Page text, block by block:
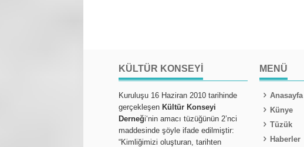
KÜLTÜR KONSEYI
Kuruluşu 16 Haziran 2010 tarihinde
gerçekleşen Kültür Konseyi
Derneği‘nin amacı tüzüğünün 2’nci
maddesinde şöyle ifade edilmiştir:
“Kimliğimizi oluşturan, tarihten
MENÜ
Anasayfa
Künye
Tüzük
Haberler